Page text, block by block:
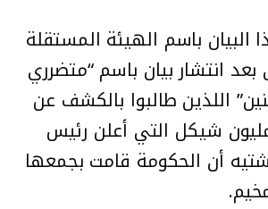
البيان باسم الهيئة المستقلة
انتشار بيان باسم “متضرري
اللذين طالبوا بالكشف عن
ال 180 مليون شيكل التي أعلن رئيس
أن الحكومة قامت بجمعها